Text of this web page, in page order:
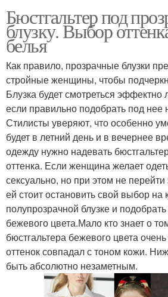
Бюстгальтер под
блузку. Выбор
белья
Как правило, прозрачные блузки
стройные женщины, чтобы
Блузка будет смотреться эффектно
если правильно подобрать под нее
Стилисты уверяют, что особенно
будет в летний день и в вечернее
одежду нужно надевать
оттенка. Если женщина желает
сексуально, но при этом не
ей стоит остановить свой выбор на
полупрозрачной блузке и
бежевого цвета.Мало кто знает о
бюстгальтера бежевого цвета
оттенок совпадал с тоном кожи.
быть абсолютно незаметным.